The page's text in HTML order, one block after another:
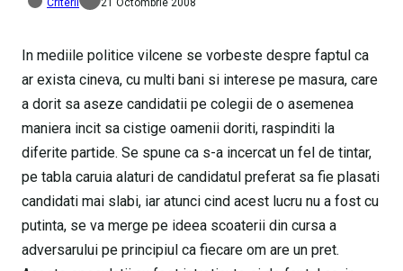
Criterii 21 Octombrie 2008
In mediile politice vilcene se vorbeste despre faptul ca
ar exista cineva, cu multi bani si interese pe masura, care
a dorit sa aseze candidatii pe colegii de o asemenea
maniera incit sa cistige oamenii doriti, raspinditi la
diferite partide. Se spune ca s-a incercat un fel de tintar,
pe tabla caruia alaturi de candidatul preferat sa fie plasati
candidati mai slabi, iar atunci cind acest lucru nu a fost cu
putinta, se va merge pe ideea scoaterii din cursa a
adversarului pe principiul ca fiecare om are un pret.